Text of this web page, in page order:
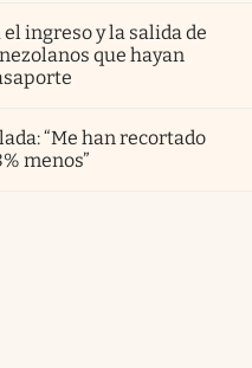
ingreso y la salida de
que hayan
“Me han recortado
menos”